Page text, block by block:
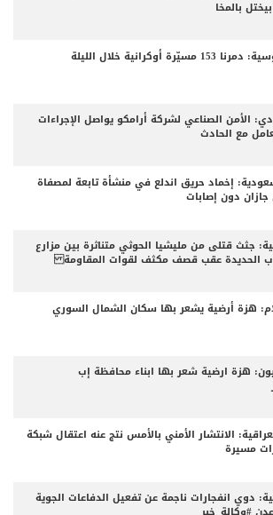
بالمخا
أوكرانية خلال الليلة
الأمن الصناعي لشركة أرامكو يواصل الإجراءات
مع الحادث
إخماد حريق اندلع في منشأة تابعة لمصفاة
دون إصابات
جثث قتلى من مليشيا الحوثي متناثرة بين مزارع
الحديدة عقب قصف مكثف لقوات المقاومة
هزة أرضية يشعر بها سكان الشمال السوري
هزة ارضية شعر بها ابناء محافظة إب
الانتشار الأمني بالأمس نتج عنه اعتقال شبكة
مسيرة
دوي انفجارات ناجمة عن تفعيل الدفاعات الجوية